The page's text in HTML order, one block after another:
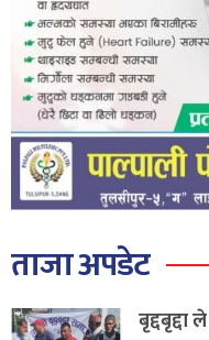
ताजा अपडेट